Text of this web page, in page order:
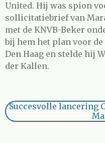
United. Hij was spion
sollicitatiebrief van
met de KNVB-Beker
bij hem het plan voor de
Den Haag en stelde hij
der Kallen.
Succesvolle lancering